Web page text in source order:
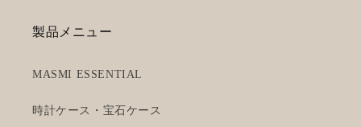
製品メニュー
MASMI ESSENTIAL
時計ケース・宝石ケース